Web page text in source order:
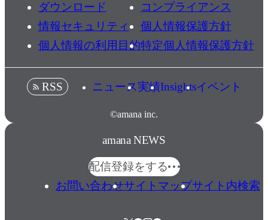
ダウンロード
コンプライアンス
情報セキュリティ
個人情報保護方針
個人情報の利用目的特定個人情報保護方針
©amana inc.
RSS ニュース実績Insightsイベント
amana NEWS
配信登録をする
お問い合わせサイトマップサイト内検索